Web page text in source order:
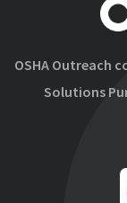
OSHA Outreach
Solutions